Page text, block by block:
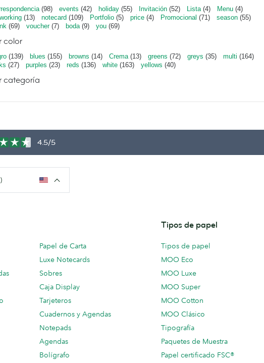
(98) events (42) holiday (55) Invitación (52) Lista(4) Menu (4)
(13) notecard (109) Portfolio (5) price (4) Promocional (71) season (55)
(69) voucher(7) boda(9) you (69)
color
(139) blues (155) browns (14) Crema(13) greens (72) greys (35) multi (164)
(27) purples (23) reds (136) white (163) yellows (40)
categoría
4.5/5
Papel de Carta
Luxe Notecards
Sobres
Caja Display
Tarjeteros
Cuadernos y Agendas
Notepads
Agendas
Bolígrafo
Tipos de papel
Tipos de papel
MOO Eco
MOO Luxe
MOO Super
MOO Cotton
MOO Clásico
Tipografía
Paquetes de Muestra
Papel certificado FSC®